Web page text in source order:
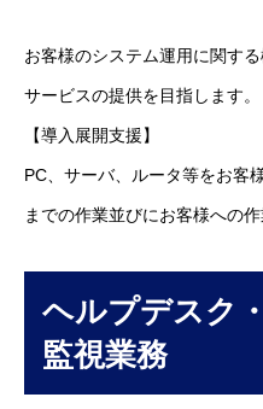
健康企業宣言
お問い合わせ
個人情報保護方針
情報セキュリティ基本方針
お客様のシステム運用に関す
サービスの提供を目指します。
【導入展開支援】
PC、サーバ、ルータ等をお客
までの作業並びにお客様への作
ヘルプデスク
監視業務